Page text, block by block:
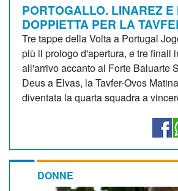
PORTOGALLO. LINAREZ E
DOPPIETTA PER LA
Tre tappe della Volta a Portugal
più il prologo d'apertura, e tre finali
all'arrivo accanto al Forte Baluarte
Deus a Elvas, la Tavfer-Ovos
diventata la quarta squadra a
DONNE